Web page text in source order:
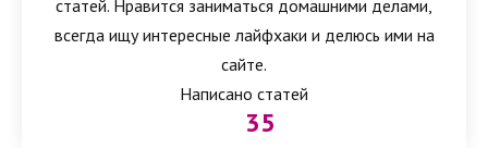
статей. Нравится заниматься домашними делами,
всегда ищу интересные лайфхаки и делюсь ими на
сайте.
Написано статей
35